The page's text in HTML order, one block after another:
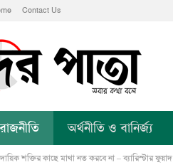
Contact Us
রাজনীতি অর্থনীতি ও বানির্জ্য
শক্তির কাছে মাথা নত করবে না – ব্যারিস্টার ফুয়াদ